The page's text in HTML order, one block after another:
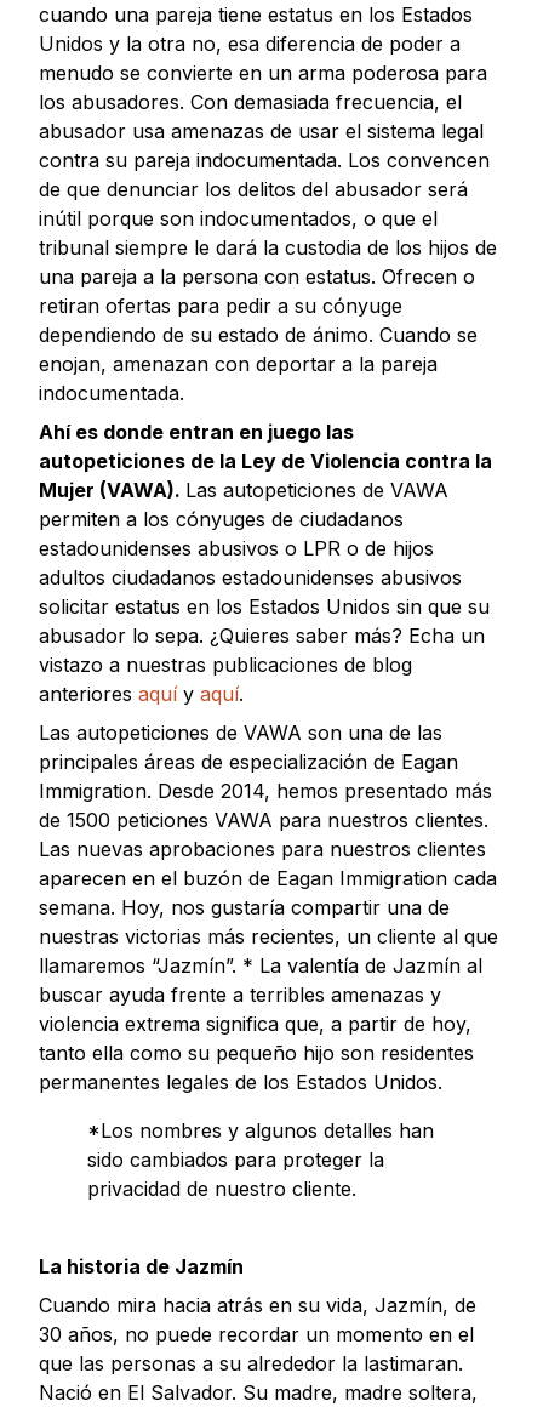
cuando una pareja tiene estatus en los Estados
Unidos y la otra no, esa diferencia de poder a
menudo se convierte en un arma poderosa para
los abusadores. Con demasiada frecuencia, el
abusador usa amenazas de usar el sistema legal
contra su pareja indocumentada. Los convencen
de que denunciar los delitos del abusador será
inútil porque son indocumentados, o que el
tribunal siempre le dará la custodia de los hijos de
una pareja a la persona con estatus. Ofrecen o
retiran ofertas para pedir a su cónyuge
dependiendo de su estado de ánimo. Cuando se
enojan, amenazan con deportar a la pareja
indocumentada.
Ahí es donde entran en juego las
autopeticiones de la Ley de Violencia contra la
Mujer (VAWA). Las autopeticiones de VAWA
permiten a los cónyuges de ciudadanos
estadounidenses abusivos o LPR o de hijos
adultos ciudadanos estadounidenses abusivos
solicitar estatus en los Estados Unidos sin que su
abusador lo sepa. ¿Quieres saber más? Echa un
vistazo a nuestras publicaciones de blog
anteriores aquíy aquí.
Las autopeticiones de VAWA son una de las
principales áreas de especialización de Eagan
Immigration. Desde 2014, hemos presentado más
de 1500 peticiones VAWA para nuestros clientes.
Las nuevas aprobaciones para nuestros clientes
aparecen en el buzón de Eagan Immigration cada
semana. Hoy, nos gustaría compartir una de
nuestras victorias más recientes, un cliente al que
llamaremos “Jazmín”. * La valentía de Jazmín al
buscar ayuda frente a terribles amenazas y
violencia extrema significa que, a partir de hoy,
tanto ella como su pequeño hijo son residentes
permanentes legales de los Estados Unidos.
*Los nombres y algunos detalles han
sido cambiados para proteger la
privacidad de nuestro cliente.
La historia de Jazmín
Cuando mira hacia atrás en su vida, Jazmín, de
30 años, no puede recordar un momento en el
que las personas a su alrededor la lastimaran.
Nació en El Salvador. Su madre, madre soltera,